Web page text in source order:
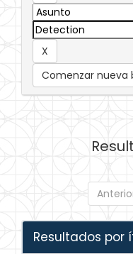
Comenzar nueva
Resultados por